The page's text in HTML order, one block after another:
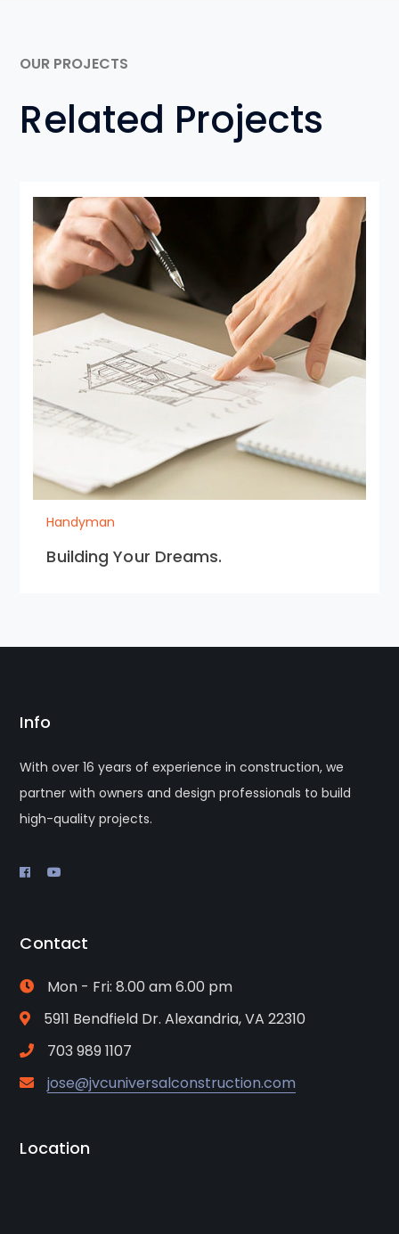
OUR PROJECTS
Related Projects
Handyman
Building Your Dreams.
Info
With over 16 years of experience in construction, we
partner with owners and design professionals to build
high-quality projects.
Contact
Mon - Fri: 8.00 am 6.00 pm
5911 Bendfield Dr. Alexandria, VA 22310
703 989 1107
jose@jvcuniversalconstruction.com
Location